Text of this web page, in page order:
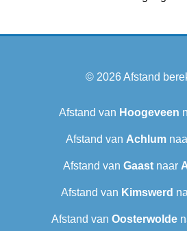
© 2026Afstand
Afstand van Hoogeveen
Afstand van Achlum
Afstand van Gaast naar
Afstand van Kimswerd
Afstand van Oosterwolde